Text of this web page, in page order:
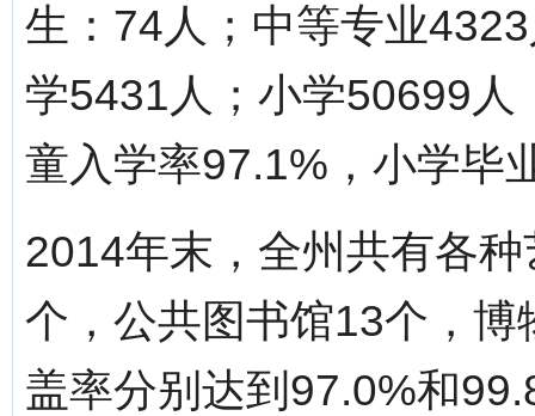
生：74人；中等专业
学5431人；小学50699
童入学率97.1%，小学毕
2014年末，全州共有各
个，公共图书馆13个，
盖率分别达到97.0%和